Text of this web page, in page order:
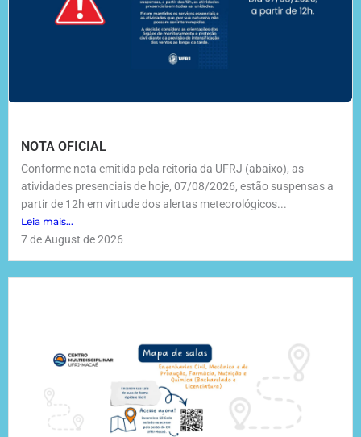
NOTA OFICIAL
Conforme nota emitida pela reitoria da UFRJ (abaixo), as
atividades presenciais de hoje, 07/08/2026, estão suspensas a
partir de 12h em virtude dos alertas meteorológicos...
Leia mais...
7 de August de 2026